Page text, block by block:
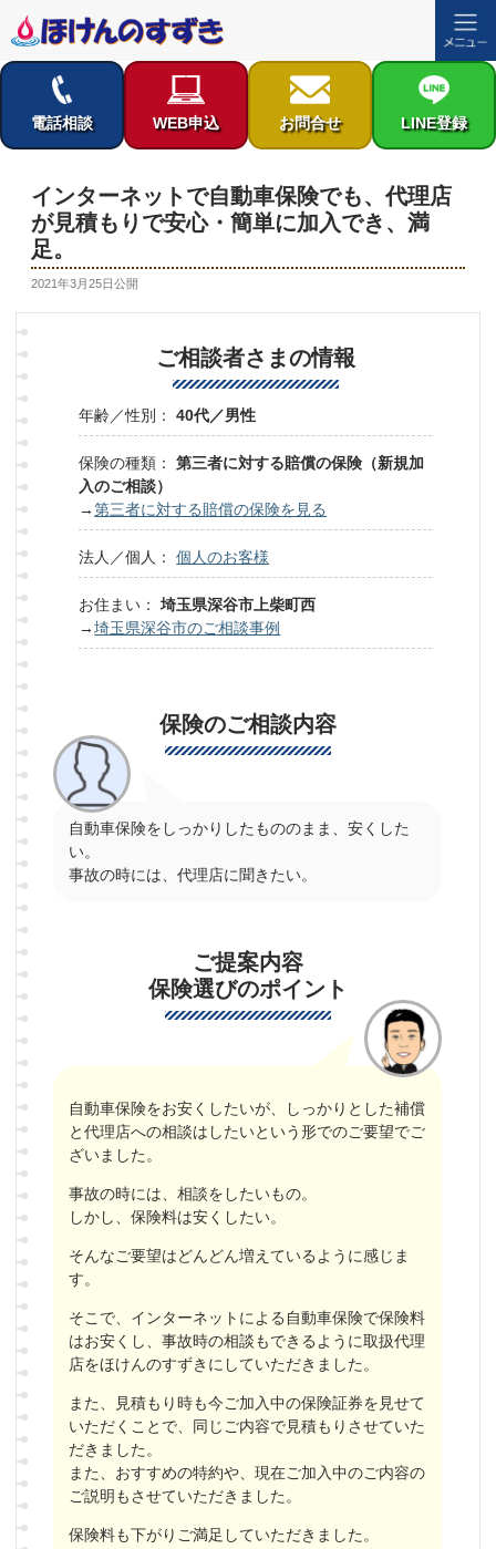
コ
ン
電話相談 WEB申込 お問合せ LINE登録
インターネットで自動車保険でも、代理店
が見積もりで安心・簡単に加入でき、満
足。
投
2021年3月25日公開
ご相談者さまの情報
年齢／性別： 40代／男性
保険の種類：
第三者に対する賠償の保険（新規加
入のご相談）
→第三者に対する賠償の保険を見る
法人／個人：個人のお客様
お住まい：
埼玉県深谷市上柴町西
→埼玉県深谷市のご相談事例
保険のご相談内容
自動車保険をしっかりしたもののまま、安くした
い。
事故の時には、代理店に聞きたい。
ご提案内容
保険選びのポイント
自動車保険をお安くしたいが、しっかりとした補償
と代理店への相談はしたいという形でのご要望でご
ざいました。
事故の時には、相談をしたいもの。
しかし、保険料は安くしたい。
そんなご要望はどんどん増えているように感じま
す。
そこで、インターネットによる自動車保険で保険料
はお安くし、事故時の相談もできるように取扱代理
店をほけんのすずきにしていただきました。
また、見積もり時も今ご加入中の保険証券を見せて
いただくことで、同じご内容で見積もりさせていた
だきました。
また、おすすめの特約や、現在ご加入中のご内容の
ご説明もさせていただきました。
保険料も下がりご満足していただきました。